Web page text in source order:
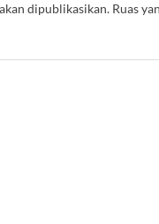
dipublikasikan. Ruas